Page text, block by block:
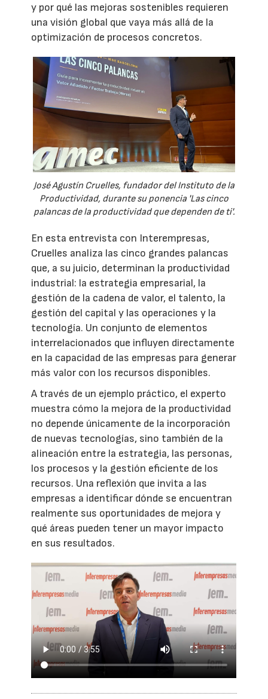
y por qué las mejoras sostenibles requieren
una visión global que vaya más allá de la
optimización de procesos concretos.
José Agustín Cruelles, fundador del Instituto de la
Productividad, durante su ponencia 'Las cinco
palancas de la productividad que dependen de ti'.
En esta entrevista con Interempresas,
Cruelles analiza las cinco grandes palancas
que, a su juicio, determinan la productividad
industrial: la estrategia empresarial, la
gestión de la cadena de valor, el talento, la
gestión del capital y las operaciones y la
tecnología. Un conjunto de elementos
interrelacionados que influyen directamente
en la capacidad de las empresas para generar
más valor con los recursos disponibles.
A través de un ejemplo práctico, el experto
muestra cómo la mejora de la productividad
no depende únicamente de la incorporación
de nuevas tecnologías, sino también de la
alineación entre la estrategia, las personas,
los procesos y la gestión eficiente de los
recursos. Una reflexión que invita a las
empresas a identificar dónde se encuentran
realmente sus oportunidades de mejora y
qué áreas pueden tener un mayor impacto
en sus resultados.